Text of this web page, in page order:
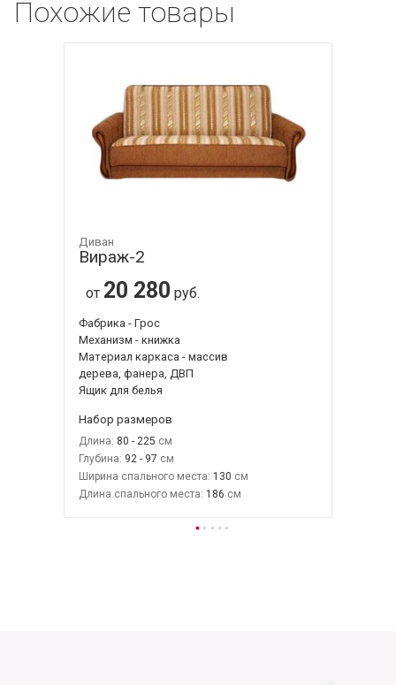
Похожие товары
Диван
Вираж-2
от 20 280 руб.
Фабрика - Грос
Механизм - книжка
Материал каркаса - массив
дерева, фанера, ДВП
Ящик для белья
Набор размеров
Длина: 80 - 225
Глубина: 92 - 97
Ширина спального места: 130
Длина спального места: 186